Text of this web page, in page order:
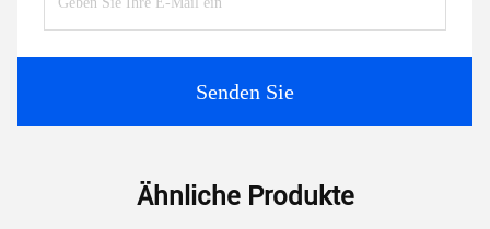
Senden Sie
Ähnliche Produkte